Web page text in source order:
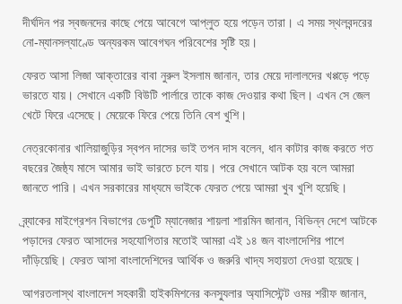
দীর্ঘদিন পর স্বজনদের কাছে পেয়ে আবেগে আপ্লুত হয়ে পড়েন তারা। এ সময় স্থলবন্দরের
নো-ম্যানসল্যাণ্ডে অন্যরকম আবেগঘন পরিবেশের সৃষ্টি হয়।
ফেরত আসা লিজা আক্তারের বাবা নুরুল ইসলাম জানান, তার মেয়ে দালালদের খপ্পড়ে পড়ে
ভারতে যায়। সেখানে একটি বিউটি পার্লারে তাকে কাজ দেওয়ার কথা ছিল। এখন সে জেল
খেটে ফিরে এসেছে। মেয়েকে ফিরে পেয়ে তিনি বেশ খুশি।
নেত্রকোনার খালিয়াজুড়ির স্বপন দাসের ভাই তপন দাস বলেন, ধান কাটার কাজ করতে গত
বছরের জৈষ্ঠ্য মাসে আমার ভাই ভারতে চলে যায়। পরে সেখানে আটক হয় বলে আমরা
জানতে পারি। এখন সরকারের মাধ্যমে ভাইকে ফেরত পেয়ে আমরা খুব খুশি হয়েছি।
ব্র্যাকের মাইগ্রেশন বিভাগের ডেপুটি ম্যানেজার শায়লা শারমিন জানান, বিভিন্ন দেশে আটকে
পড়াদের ফেরত আসাদের সহযোগিতার মতোই আমরা এই ১৪ জন বাংলাদেশির পাশে
দাঁড়িয়েছি। ফেরত আসা বাংলাদেশিদের আর্থিক ও জরুরি খাদ্য সহায়তা দেওয়া হয়েছে।
আগরতলাস্থ বাংলাদেশ সহকারী হাইকমিশনের কনস্যুলার অ্যাসিস্টেন্ট ওমর শরীফ জানান,